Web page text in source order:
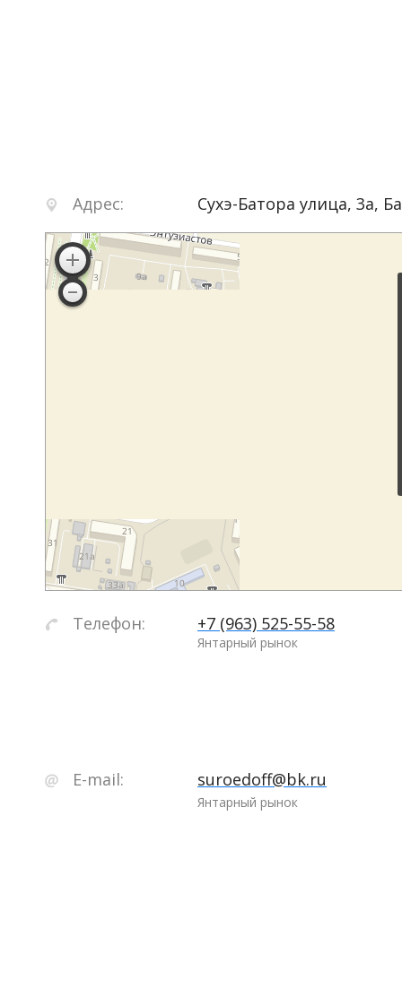
Адрес: Сухэ-Батора улица, 3а,
Телефон: +7 (963) 525-55-58
Янтарный рынок
E-mail: suroedoff@bk.ru
Янтарный рынок